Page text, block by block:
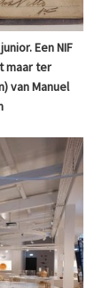
Een NIF
maar ter
van Manuel